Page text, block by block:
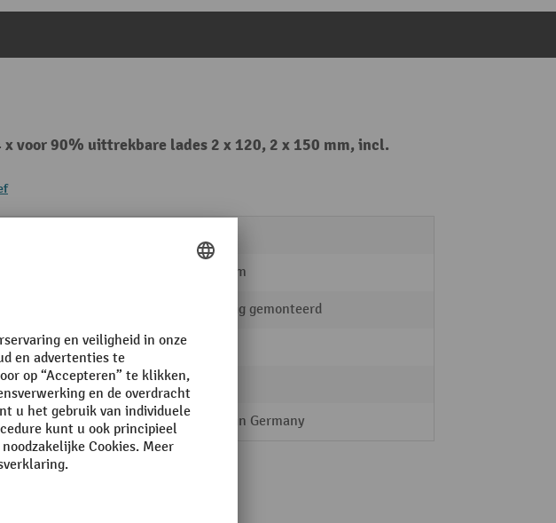
voor 90% uittrekbare lades 2 x 120, 2 x 150 mm, incl.
560 mm
volledig gemonteerd
van vervaardiging Made in Germany